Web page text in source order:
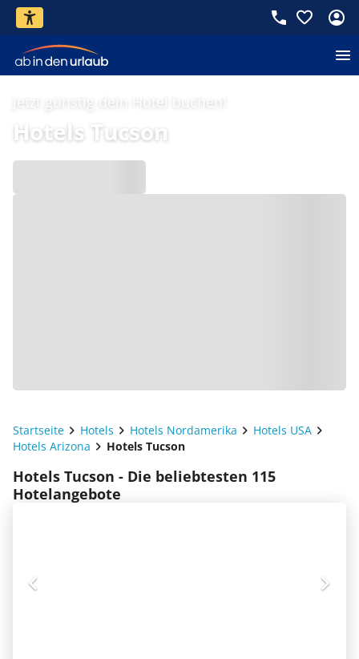
Jetzt günstig dein Hotel buchen!
Hotels Tucson
Startseite Hotels Hotels Nordamerika
Hotels USA
Hotels Arizona
Hotels Tucson
Hotels Tucson - Die beliebtesten 115
Hotelangebote